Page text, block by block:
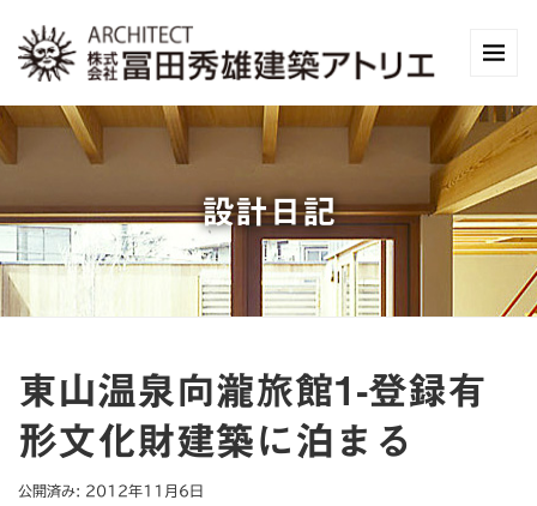
設計日記
東山温泉向瀧旅館1-登録有
形文化財建築に泊まる
公開済み: 2012年11月6日